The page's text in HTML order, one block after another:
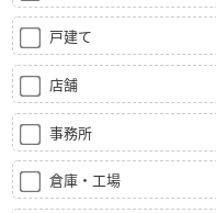
戸建て
店舗
事務所
倉庫・工場